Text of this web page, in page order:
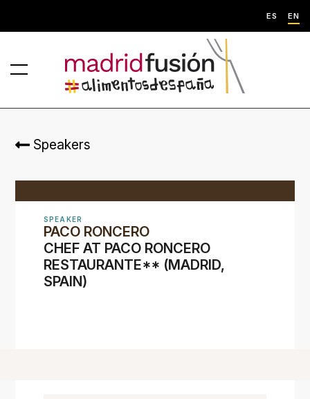
ES EN
Speakers
SPEAKER
PACO RONCERO
CHEF AT PACO RONCERO
RESTAURANTE** (MADRID,
SPAIN)